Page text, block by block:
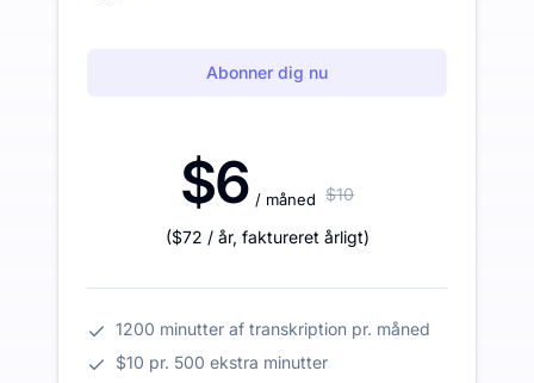
Abonner dig nu
$6 / måned $10
($72 / år, faktureret årligt)
1200 minutter af transkription pr. måned
$10 pr. 500 ekstra minutter